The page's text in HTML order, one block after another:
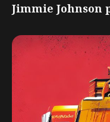
Jimmie Johnson